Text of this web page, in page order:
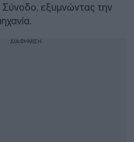
Σύνοδο, εξυμνώντας την
ΔΙΑΦΗΜΙΣΗ